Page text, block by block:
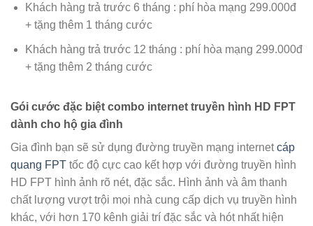
Khách hàng trả trước 6 tháng : phí hòa mạng 299.000đ
+ tặng thêm 1 tháng cước
Khách hàng trả trước 12 tháng : phí hòa mạng 299.000đ
+ tặng thêm 2 tháng cước
Gói cước đặc biệt combo internet truyền hình HD FPT
dành cho hộ gia đình
Gia đình bạn sẽ sử dụng đường truyền mạng internetcáp
quang FPT tốc độ cực cao kết hợp với đường truyền hình
HD FPT hình ảnh rõ nét, đặc sắc. Hình ảnh và âm thanh
chất lượng vượt trội mọi nhà cung cấp dịch vụ truyền hình
khác, với hơn 170 kênh giải trí đặc sắc và hót nhất hiện